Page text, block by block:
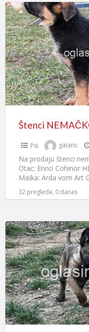
Štenci
Psi gataric
Na prodaju štenci
Otac: Enno Cohinor
Majka: Arda vom Art
Kontakt
32 pregleda, 0 danas